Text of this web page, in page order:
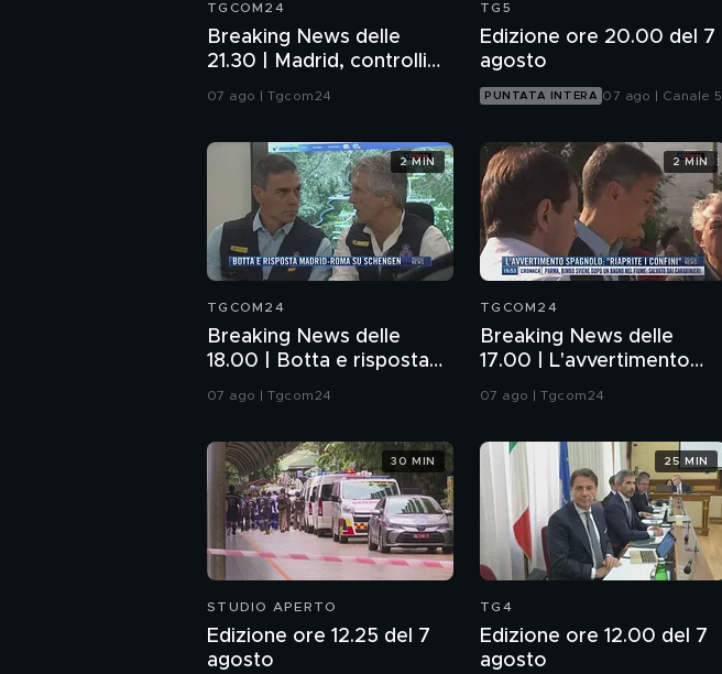
TGCOM24
Breaking News delle
21.30 | Madrid, controlli
alle frontiere con Italia
07 ago | Tgcom24
TG5
Edizione ore 20.00 del 7
agosto
PUNTATA INTERA 07 ago | Canale 5
TGCOM24
Breaking News delle
18.00 | Botta e risposta
Madrid-Roma su
07 ago | Tgcom24
2 MIN
TGCOM24
Breaking News delle
17.00 | L'avvertimento
spagnolo: "Riaprite i
07 ago | Tgcom24
2 MIN
STUDIO APERTO
Edizione ore 12.25 del 7
agosto
30 MIN
TG4
Edizione ore 12.00 del 7
agosto
25 MIN